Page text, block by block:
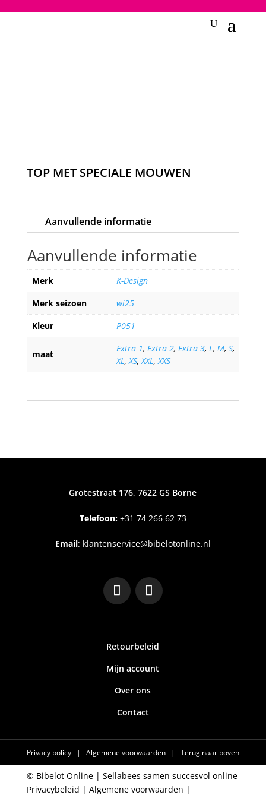
TOP MET SPECIALE MOUWEN
Aanvullende informatie
Aanvullende informatie
Merk
K-Design
Merk seizoen
wi25
Kleur
P051
maat
Extra 1, Extra 2, Extra 3, L, M, S,
XL,XS,XXL,XXS
Grotestraat 176, 7622 GS Borne
Telefoon:+31 74 266 62 73
Email: klantenservice@bibelotonline.nl
Retourbeleid
Mijn account
Over ons
Contact
Privacy policy | Algemene voorwaarden | Terug naar boven
© Bibelot Online | Sellabees samen succesvol online
Privacybeleid | Algemene voorwaarden |